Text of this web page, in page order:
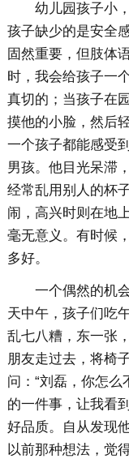
幼儿园孩子小
孩子缺少的是安全
固然重要，但肢体
时，我会给孩子一
真切的；当孩子在
摸他的小脸，然后
一个孩子都能感受
男孩。他目光呆滞
经常乱用别人的杯
闹，高兴时则在地
毫无意义。有时候
多好。
一个偶然的机
天中午，孩子们吃
乱七八糟，东一张
朋友走过去，将椅
问：“刘磊，你怎么
的一件事，让我看
好品质。自从发现
以前那种想法，觉